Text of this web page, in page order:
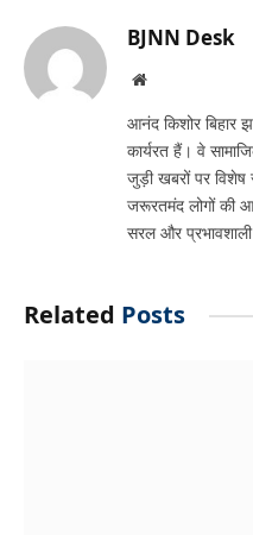
BJNN Desk
Website
आनंद किशोर बिहार
कार्यरत हैं। वे
जुड़ी खबरों पर
जरूरतमंद लोगों की
सरल और
Related Posts